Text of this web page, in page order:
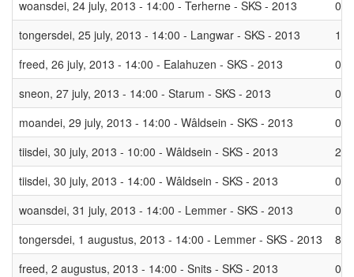
woansdei, 24 july, 2013 - 14:00 - Terherne - SKS - 2013
0
tongersdei, 25 july, 2013 - 14:00 - Langwar - SKS - 2013
10
freed, 26 july, 2013 - 14:00 - Ealahuzen - SKS - 2013
0.9
sneon, 27 july, 2013 - 14:00 - Starum - SKS - 2013
0.9
moandei, 29 july, 2013 - 14:00 - Wâldsein - SKS - 2013
0.9
tiisdei, 30 july, 2013 - 10:00 - Wâldsein - SKS - 2013
2
tiisdei, 30 july, 2013 - 14:00 - Wâldsein - SKS - 2013
0.9
woansdei, 31 july, 2013 - 14:00 - Lemmer - SKS - 2013
0.9
tongersdei, 1 augustus, 2013 - 14:00 - Lemmer - SKS - 2013
8
freed, 2 augustus, 2013 - 14:00 - Snits - SKS - 2013
0